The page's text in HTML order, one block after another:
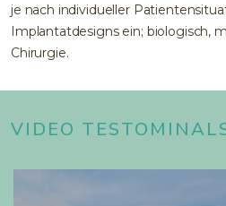
je nach individueller
Implantatdesigns ein; biologisch,
Chirurgie.
VIDEO